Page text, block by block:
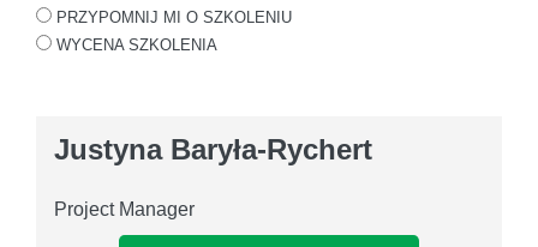
PRZYPOMNIJ MI O SZKOLENIU
WYCENA SZKOLENIA
Justyna Baryła-Rychert
Project Manager